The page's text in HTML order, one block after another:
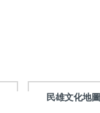
民雄文化地圖